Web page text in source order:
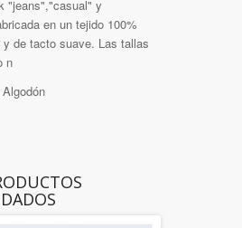
"jeans","casual" y
en un tejido 100%
y de tacto suave. Las tallas
n